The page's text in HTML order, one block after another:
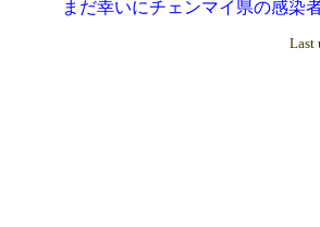
まだ幸いにチェンマイ県の感染者
Last